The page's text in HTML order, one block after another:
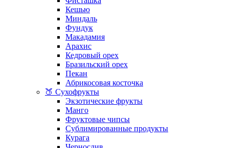
Кешью
Миндаль
Фундук
Макадамия
Арахис
Кедровый орех
Бразильский орех
Пекан
Абрикосовая косточка
🍑 Сухофрукты
Экзотические фрукты
Манго
Фруктовые чипсы
Сублимированные продукты
Курага